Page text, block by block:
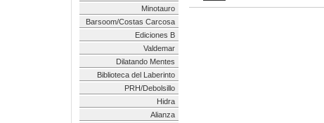
Minotauro
Barsoom/Costas Carcosa
Ediciones B
Valdemar
Dilatando Mentes
Biblioteca del Laberinto
PRH/Debolsillo
Hidra
Alianza